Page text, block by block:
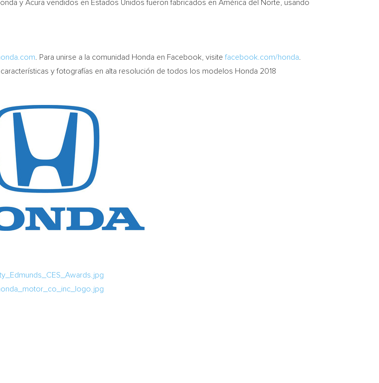
y Acura vendidos en Estados Unidos fueron fabricados en América del Norte, usando
. Para unirse a la comunidad Honda en Facebook, visitefacebook.com/honda
y fotografías en alta resolución de todos los modelos Honda 2018